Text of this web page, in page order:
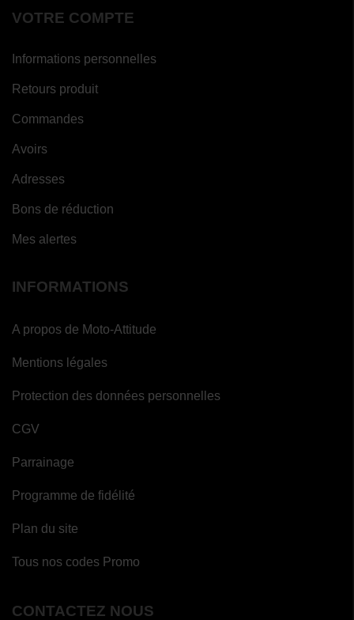
VOTRE COMPTE
Informations personnelles
Retours produit
Commandes
Avoirs
Adresses
Bons de réduction
Mes alertes
INFORMATIONS
A propos de Moto-Attitude
Mentions légales
Protection des données personnelles
CGV
Parrainage
Programme de fidélité
Plan du site
Tous nos codes Promo
CONTACTEZ NOUS